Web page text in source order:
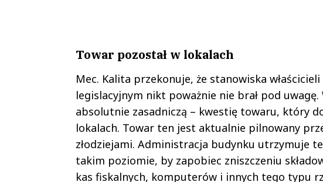
Towar pozostał w lokalach
Mec. Kalita przekonuje, że stanowiska
legislacyjnym nikt poważnie nie brał pod
absolutnie zasadniczą – kwestię towaru, który
lokalach. Towar ten jest aktualnie pilnowany
złodziejami. Administracja budynku utrzymuje
takim poziomie, by zapobiec zniszczeniu
kas fiskalnych, komputerów i innych tego typu